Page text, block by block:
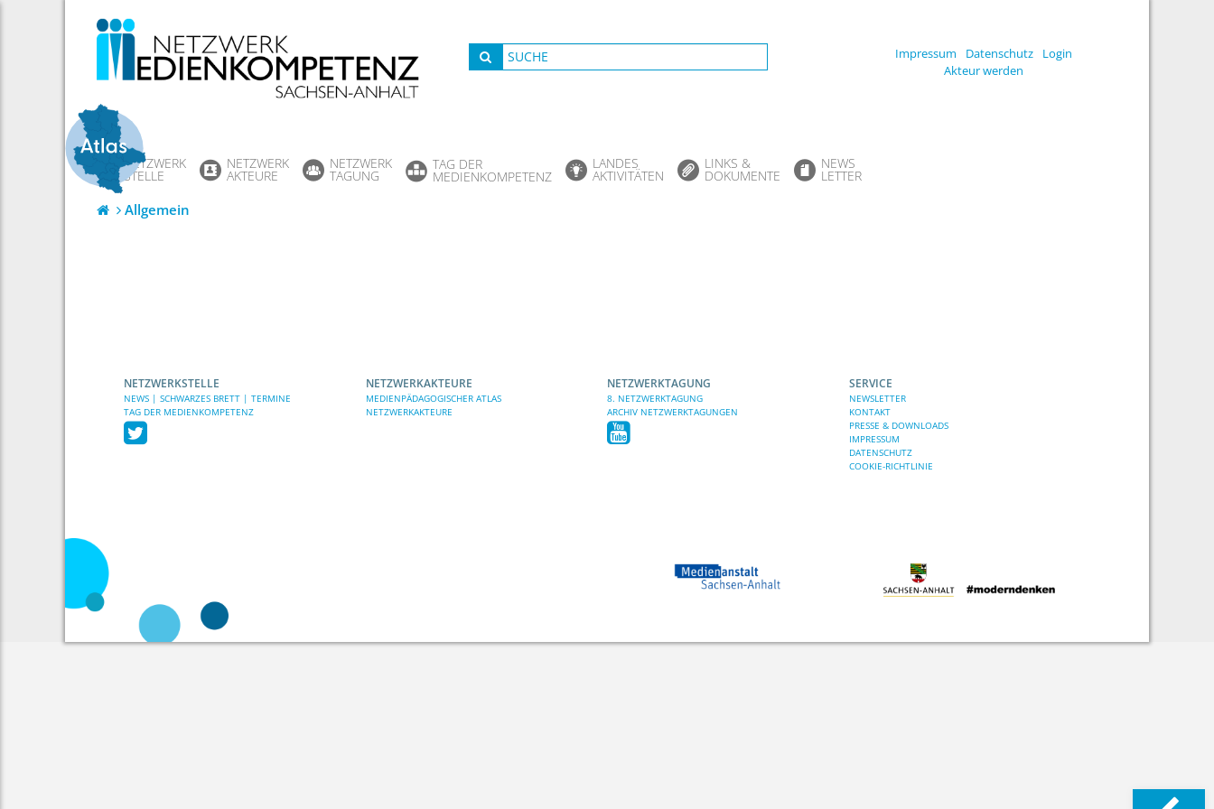
content
Impressum Datenschutz
Login
Akteur werden
NETZWERK
STELLE
NETZWERK
AKTEURE
NETZWERK
TAGUNG
TAG DER
MEDIENKOMPETENZ
LANDES
AKTIVITÄTEN
LINKS &
DOKUMENTE
NEWS
LETTER
Allgemein
NETZWERKSTELLE
NEWS | SCHWARZES BRETT | TERMINE
TAG DER MEDIENKOMPETENZ
NETZWERKAKTEURE
MEDIENPÄDAGOGISCHER ATLAS
NETZWERKAKTEURE
NETZWERKTAGUNG
8. NETZWERKTAGUNG
ARCHIV NETZWERKTAGUNGEN
SERVICE
NEWSLETTER
KONTAKT
PRESSE & DOWNLOADS
IMPRESSUM
DATENSCHUTZ
COOKIE-RICHTLINIE